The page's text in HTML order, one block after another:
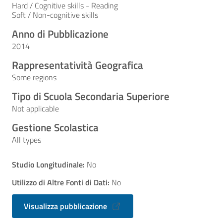
Hard / Cognitive skills - Reading
Soft / Non-cognitive skills
Anno di Pubblicazione
2014
Rappresentatività Geografica
Some regions
Tipo di Scuola Secondaria Superiore
Not applicable
Gestione Scolastica
All types
Studio Longitudinale: No
Utilizzo di Altre Fonti di Dati: No
Visualizza pubblicazione